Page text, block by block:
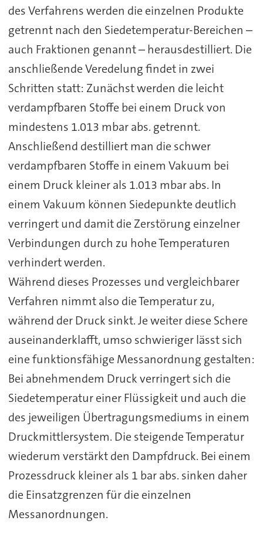
des Verfahrens werden die einzelnen Produkte
getrennt nach den Siedetemperatur-Bereichen –
auch Fraktionen genannt – herausdestilliert. Die
anschließende Veredelung findet in zwei
Schritten statt: Zunächst werden die leicht
verdampfbaren Stoffe bei einem Druck von
mindestens 1.013 mbar abs. getrennt.
Anschließend destilliert man die schwer
verdampfbaren Stoffe in einem Vakuum bei
einem Druck kleiner als 1.013 mbar abs. In
einem Vakuum können Siedepunkte deutlich
verringert und damit die Zerstörung einzelner
Verbindungen durch zu hohe Temperaturen
verhindert werden.
Während dieses Prozesses und vergleichbarer
Verfahren nimmt also die Temperatur zu,
während der Druck sinkt. Je weiter diese Schere
auseinanderklafft, umso schwieriger lässt sich
eine funktionsfähige Messanordnung gestalten:
Bei abnehmendem Druck verringert sich die
Siedetemperatur einer Flüssigkeit und auch die
des jeweiligen Übertragungsmediums in einem
Druckmittlersystem. Die steigende Temperatur
wiederum verstärkt den Dampfdruck. Bei einem
Prozessdruck kleiner als 1 bar abs. sinken daher
die Einsatzgrenzen für die einzelnen
Messanordnungen.